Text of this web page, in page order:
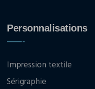
Personnalisations
Impression textile
Sérigraphie